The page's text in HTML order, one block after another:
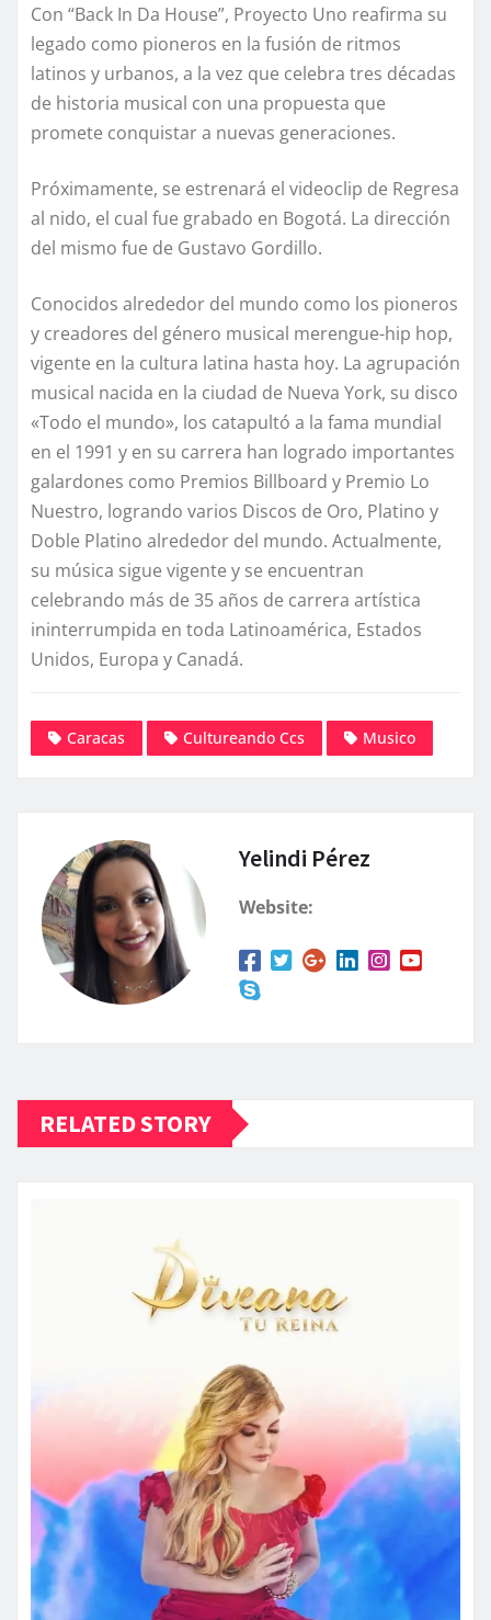
Con “Back In Da House”, Proyecto Uno reafirma su
legado como pioneros en la fusión de ritmos
latinos y urbanos, a la vez que celebra tres décadas
de historia musical con una propuesta que
promete conquistar a nuevas generaciones.
Próximamente, se estrenará el videoclip de Regresa
al nido, el cual fue grabado en Bogotá. La dirección
del mismo fue de Gustavo Gordillo.
Conocidos alrededor del mundo como los pioneros
y creadores del género musical merengue-hip hop,
vigente en la cultura latina hasta hoy. La agrupación
musical nacida en la ciudad de Nueva York, su disco
«Todo el mundo», los catapultó a la fama mundial
en el 1991 y en su carrera han logrado importantes
galardones como Premios Billboard y Premio Lo
Nuestro, logrando varios Discos de Oro, Platino y
Doble Platino alrededor del mundo. Actualmente,
su música sigue vigente y se encuentran
celebrando más de 35 años de carrera artística
ininterrumpida en toda Latinoamérica, Estados
Unidos, Europa y Canadá.
Caracas Cultureando Ccs Musico
Yelindi Pérez
Website:
RELATED STORY